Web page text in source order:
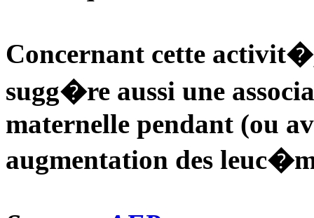
Concernant cette
sugg�re aussi une
maternelle pendant (ou
augmentation des